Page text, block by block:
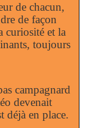
de chacun,
de façon
curiosité et la
toujours
campagnard
devenait
déjà en place.